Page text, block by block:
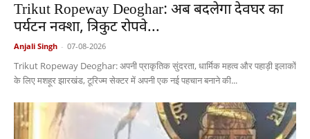
Trikut Ropeway Deoghar: अब बदलेगा देवघर का
पर्यटन नक्शा, त्रिकुट रोपवे...
Anjali Singh - 07-08-2026
Trikut Ropeway Deoghar: अपनी प्राकृतिक सुंदरता, धार्मिक महत्व और पहाड़ी इलाकों
के लिए मशहूर झारखंड, टूरिज्म सेक्टर में अपनी एक नई पहचान बनाने की...